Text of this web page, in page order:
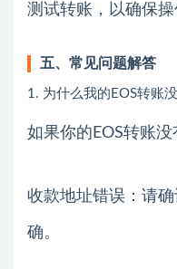
测试转账，以确保操
五、常见问题解答
1. 为什么我的EOS转账
如果你的EOS转账
收款地址错误：请
确。